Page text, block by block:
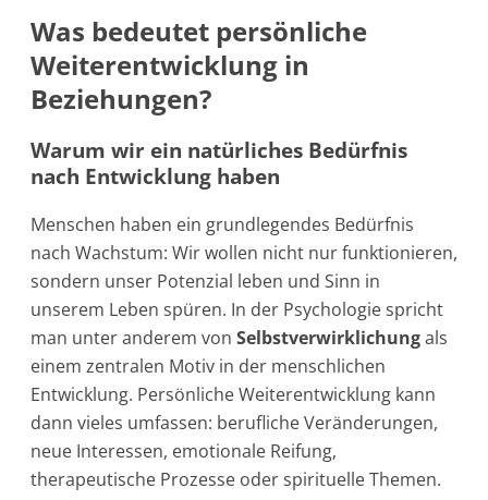
Was bedeutet persönliche
Weiterentwicklung in
Beziehungen?
Warum wir ein natürliches Bedürfnis
nach Entwicklung haben
Menschen haben ein grundlegendes Bedürfnis
nach Wachstum: Wir wollen nicht nur funktionieren,
sondern unser Potenzial leben und Sinn in
unserem Leben spüren. In der Psychologie spricht
man unter anderem von Selbstverwirklichungals
einem zentralen Motiv in der menschlichen
Entwicklung. Persönliche Weiterentwicklung kann
dann vieles umfassen: berufliche Veränderungen,
neue Interessen, emotionale Reifung,
therapeutische Prozesse oder spirituelle Themen.